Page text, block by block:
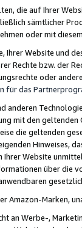
die auf Ihrer
sämtlicher
oder mit
Ihrer Website und
Rechte bzw. der
oder
für das
anderen
mit den
die geltenden
Hinweises,
Website
über die
Amazon-Marken,
an Werbe-,